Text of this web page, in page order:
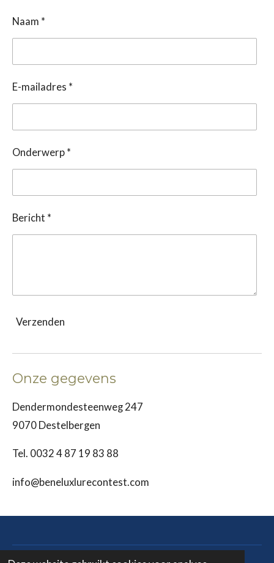
Naam *
E-mailadres *
Onderwerp *
Bericht *
Verzenden
Onze gegevens
Dendermondesteenweg 247
9070 Destelbergen
Tel. 0032 4 87 19 83 88
info@beneluxlurecontest.com